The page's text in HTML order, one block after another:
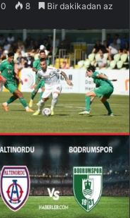
0 8 Bir dakikadan az